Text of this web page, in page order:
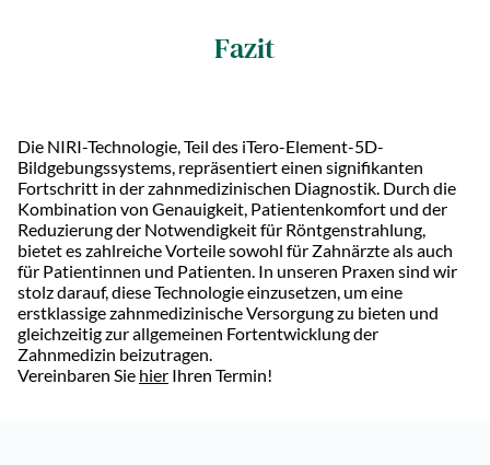
Fazit
Die NIRI-Technologie, Teil des iTero-Element-5D-
Bildgebungssystems, repräsentiert einen signifikanten
Fortschritt in der zahnmedizinischen Diagnostik. Durch die
Kombination von Genauigkeit, Patientenkomfort und der
Reduzierung der Notwendigkeit für Röntgenstrahlung,
bietet es zahlreiche Vorteile sowohl für Zahnärzte als auch
für Patientinnen und Patienten. In unseren Praxen sind wir
stolz darauf, diese Technologie einzusetzen, um eine
erstklassige zahnmedizinische Versorgung zu bieten und
gleichzeitig zur allgemeinen Fortentwicklung der
Zahnmedizin beizutragen.
Vereinbaren Sie hier Ihren Termin!